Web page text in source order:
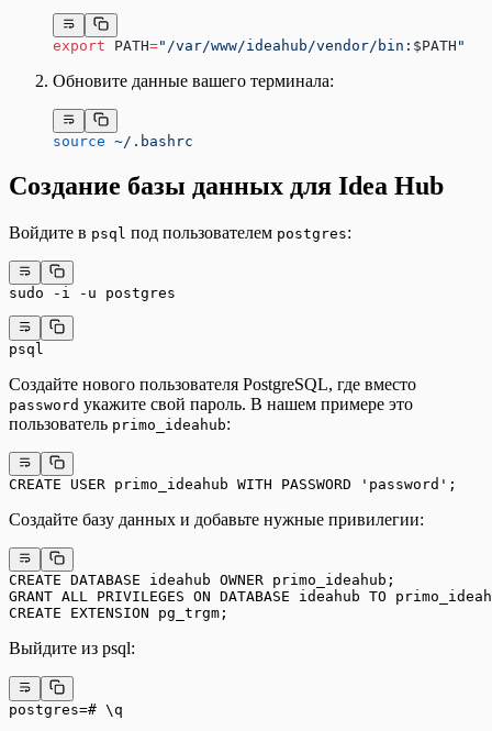
export PATH="/var/www/ideahub/vendor/bin: $PATH "
Обновите данные вашего терминала:
source ~/.bashrc
Создание базы данных для Idea Hub
Войдите в psql под пользователем postgres:
sudo -i -u postgres
psql
Создайте нового пользователя PostgreSQL, где вместо
password укажите свой пароль. В нашем примере это
пользователь primo_ideahub:
CREATE USER primo_ideahub WITH PASSWORD 'password';
Создайте базу данных и добавьте нужные привилегии:
CREATE DATABASE ideahub OWNER primo_ideahub;
GRANT ALL PRIVILEGES ON DATABASE ideahub TO
CREATE EXTENSION pg_trgm;
Выйдите из psql:
postgres=# \q